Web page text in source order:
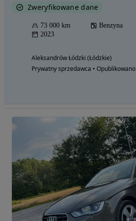
Zweryfikowane dane
73 000 km Benzyna
2023
Aleksandrów Łódzki (Łódzkie)
Prywatny sprzedawca • Opublikowano